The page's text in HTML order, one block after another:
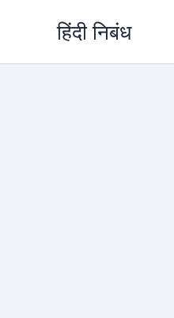
हिंदी निबंध